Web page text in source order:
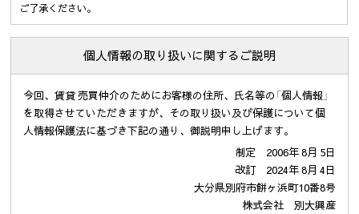
ご了承ください。
個人情報の取り扱いに関するご説明
今回、賃貸 売買仲介のためにお客様の住所、氏名等の「個人情報」
を取得させていただきますが、その取り扱い及び保護について個
人情報保護法に基づき下記の通り、御説明申し上げます。
制定 2006年 8月 5日
改訂 2024年 8月 4日
大分県別府市餅ヶ浜町10番8号
株式会社 別大興産